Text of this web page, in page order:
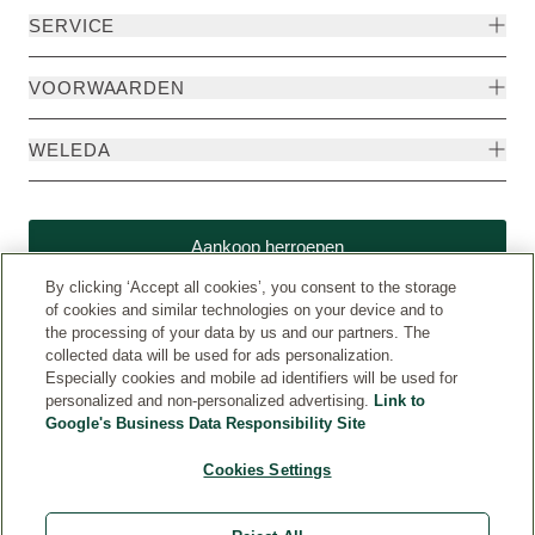
SERVICE
VOORWAARDEN
WELEDA
Aankoop herroepen
Weleda International (www.weleda.com) © Weleda 2026
By clicking ‘Accept all cookies’, you consent to the storage
of cookies and similar technologies on your device and to
the processing of your data by us and our partners. The
collected data will be used for ads personalization.
Especially cookies and mobile ad identifiers will be used for
personalized and non-personalized advertising. Link to
Google's Business Data Responsibility Site
Cookies Settings